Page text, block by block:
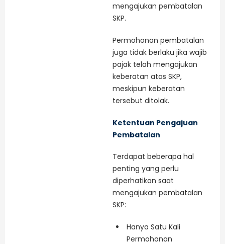
mengajukan pembatalan
SKP.
Permohonan pembatalan
juga tidak berlaku jika wajib
pajak telah mengajukan
keberatan atas SKP,
meskipun keberatan
tersebut ditolak.
Ketentuan Pengajuan
Pembatalan
Terdapat beberapa hal
penting yang perlu
diperhatikan saat
mengajukan pembatalan
SKP:
Hanya Satu Kali
Permohonan